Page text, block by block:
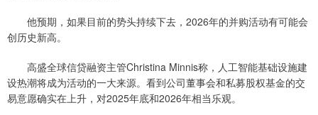
他预期，如果目前的势头持续下去，2026年的并购活动有可能会
创历史新高。
高盛全球信贷融资主管Christina Minnis称，人工智能基础设施建
设热潮将成为活动的一大来源。看到公司董事会和私募股权基金的交
易意愿确实在上升，对2025年底和2026年相当乐观。